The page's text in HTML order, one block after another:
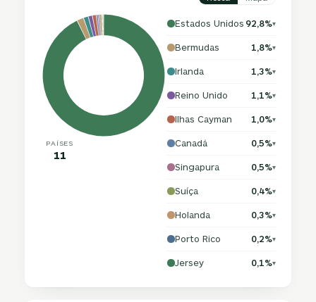
PAÍSES
11
Estados Unidos 92,8%▾
Bermudas 1,8%▾
Irlanda 1,3%▾
Reino Unido 1,1%▾
Ilhas Cayman 1,0%▾
Canadá 0,5%▾
Singapura 0,5%▾
Suíça 0,4%▾
Holanda 0,3%▾
Porto Rico 0,2%▾
Jersey 0,1%▾